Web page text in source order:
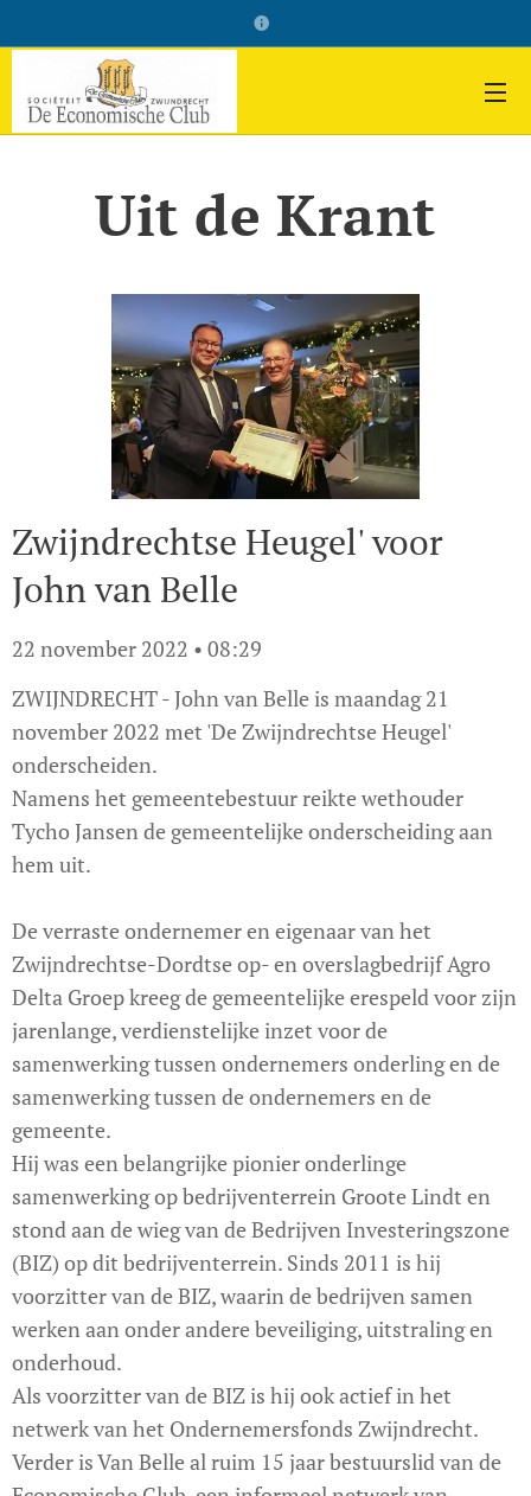
Uit de Krant
Zwijndrechtse Heugel' voor
John van Belle
22 november 2022 • 08:29
ZWIJNDRECHT - John van Belle is maandag 21
november 2022 met 'De Zwijndrechtse Heugel'
onderscheiden.
Namens het gemeentebestuur reikte wethouder
Tycho Jansen de gemeentelijke onderscheiding aan
hem uit.
De verraste ondernemer en eigenaar van het
Zwijndrechtse-Dordtse op- en overslagbedrijf Agro
Delta Groep kreeg de gemeentelijke erespeld voor zijn
jarenlange, verdienstelijke inzet voor de
samenwerking tussen ondernemers onderling en de
samenwerking tussen de ondernemers en de
gemeente.
Hij was een belangrijke pionier onderlinge
samenwerking op bedrijventerrein Groote Lindt en
stond aan de wieg van de Bedrijven Investeringszone
(BIZ) op dit bedrijventerrein. Sinds 2011 is hij
voorzitter van de BIZ, waarin de bedrijven samen
werken aan onder andere beveiliging, uitstraling en
onderhoud.
Als voorzitter van de BIZ is hij ook actief in het
netwerk van het Ondernemersfonds Zwijndrecht.
Verder is Van Belle al ruim 15 jaar bestuurslid van de